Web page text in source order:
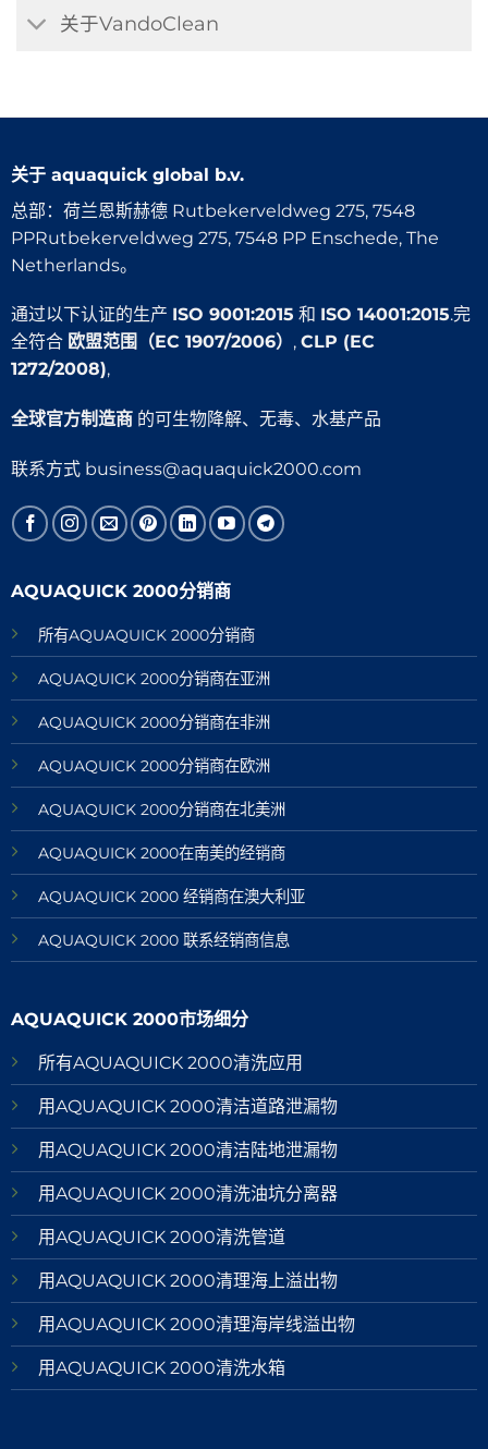
关于VandoClean
关于 aquaquick global b.v.
总部：荷兰恩斯赫德 Rutbekerveldweg 275, 7548
PPRutbekerveldweg 275, 7548 PP Enschede, The
Netherlands。
通过以下认证的生产 ISO 9001:2015 和 ISO 14001:2015.完
全符合 欧盟范围（EC 1907/2006） , CLP (EC
1272/2008),
全球官方制造商的可生物降解、无毒、水基产品
联系方式 business@aquaquick2000.com
AQUAQUICK 2000分销商
所有AQUAQUICK 2000分销商
AQUAQUICK 2000分销商在亚洲
AQUAQUICK 2000分销商在非洲
AQUAQUICK 2000分销商在欧洲
AQUAQUICK 2000分销商在北美洲
AQUAQUICK 2000在南美的经销商
AQUAQUICK 2000 经销商在澳大利亚
AQUAQUICK 2000 联系经销商信息
AQUAQUICK 2000市场细分
所有AQUAQUICK 2000清洗应用
用AQUAQUICK 2000清洁道路泄漏物
用AQUAQUICK 2000清洁陆地泄漏物
用AQUAQUICK 2000清洗油坑分离器
用AQUAQUICK 2000清洗管道
用AQUAQUICK 2000清理海上溢出物
用AQUAQUICK 2000清理海岸线溢出物
用AQUAQUICK 2000清洗水箱